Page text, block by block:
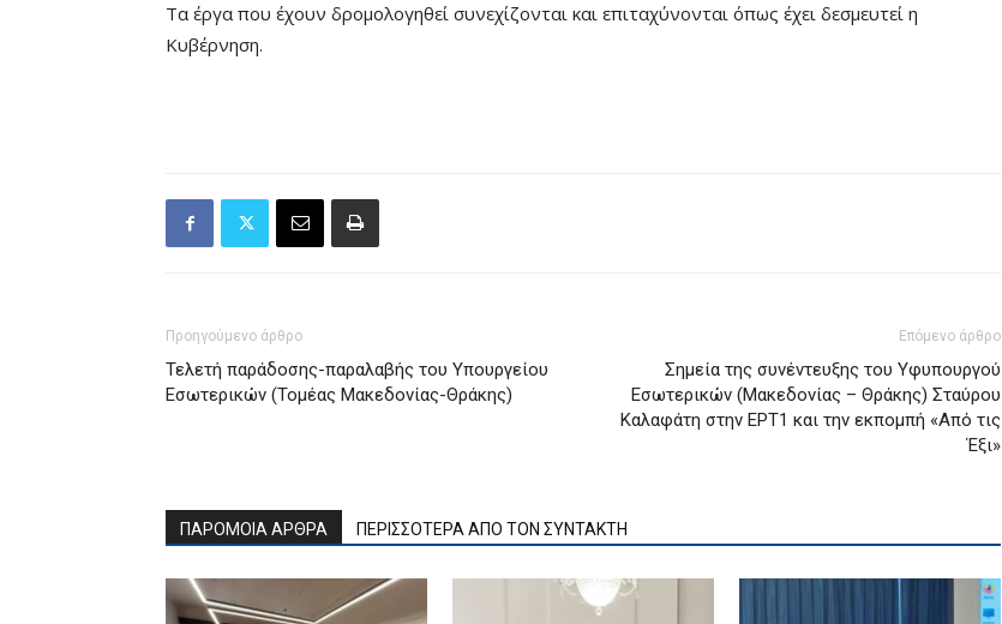
Τα έργα που έχουν δρομολογηθεί συνεχίζονται και επιταχύνονται όπως έχει δεσμευτεί η
Κυβέρνηση.
Προηγούμενο άρθρο
Τελετή παράδοσης-παραλαβής του Υπουργείου
Εσωτερικών (Τομέας Μακεδονίας-Θράκης)
Επόμενο άρθρο
Σημεία της συνέντευξης του Υφυπουργού
Εσωτερικών (Μακεδονίας – Θράκης) Σταύρου
Καλαφάτη στην ΕΡΤ1 και την εκπομπή «Από τις
Έξι»
ΠΑΡΟΜΟΙΑ ΑΡΘΡΑ ΠΕΡΙΣΣΟΤΕΡΑ ΑΠΟ ΤΟΝ ΣΥΝΤΑΚΤΗ